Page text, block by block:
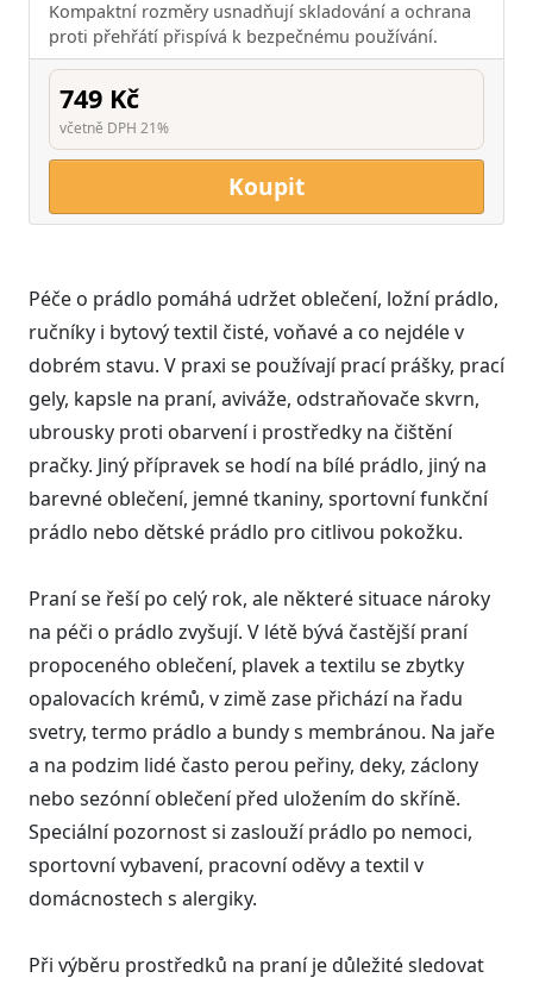
Kompaktní rozměry usnadňují skladování a ochrana
proti přehřátí přispívá k bezpečnému používání.
749 Kč
včetně DPH 21%
Koupit
Péče o prádlo pomáhá udržet oblečení, ložní prádlo,
ručníky i bytový textil čisté, voňavé a co nejdéle v
dobrém stavu. V praxi se používají prací prášky, prací
gely, kapsle na praní, aviváže, odstraňovače skvrn,
ubrousky proti obarvení i prostředky na čištění
pračky. Jiný přípravek se hodí na bílé prádlo, jiný na
barevné oblečení, jemné tkaniny, sportovní funkční
prádlo nebo dětské prádlo pro citlivou pokožku.
Praní se řeší po celý rok, ale některé situace nároky
na péči o prádlo zvyšují. V létě bývá častější praní
propoceného oblečení, plavek a textilu se zbytky
opalovacích krémů, v zimě zase přichází na řadu
svetry, termo prádlo a bundy s membránou. Na jaře
a na podzim lidé často perou peřiny, deky, záclony
nebo sezónní oblečení před uložením do skříně.
Speciální pozornost si zaslouží prádlo po nemoci,
sportovní vybavení, pracovní oděvy a textil v
domácnostech s alergiky.
Při výběru prostředků na praní je důležité sledovat